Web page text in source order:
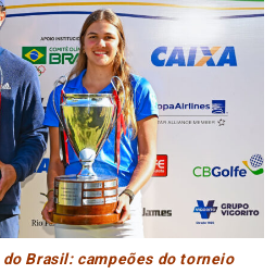
Brasil: campeões do torneio